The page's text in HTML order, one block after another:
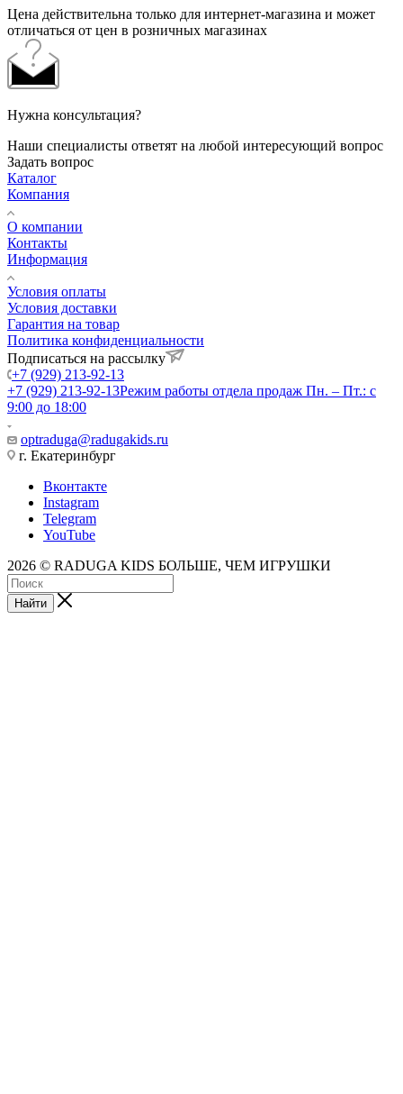
Цена действительна только для интернет-магазина и может
отличаться от цен в розничных магазинах
Нужна консультация?
Наши специалисты ответят на любой интересующий вопрос
Задать вопрос
Каталог
Компания
О компании
Контакты
Информация
Условия оплаты
Условия доставки
Гарантия на товар
Политика конфиденциальности
Подписаться на рассылку
+7 (929) 213-92-13
+7 (929) 213-92-13Режим работы отдела продаж Пн. – Пт.: с
9:00 до 18:00
optraduga@radugakids.ru
г. Екатеринбург
Вконтакте
Instagram
Telegram
YouTube
2026 © RADUGA KIDS БОЛЬШЕ, ЧЕМ ИГРУШКИ
Найти